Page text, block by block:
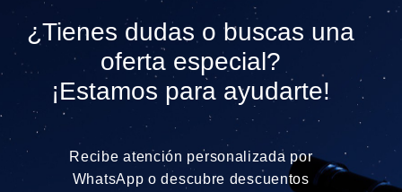
¿Tienes dudas o buscas una
oferta especial?
¡Estamos para ayudarte!
Recibe atención personalizada por
WhatsApp o descubre descuentos